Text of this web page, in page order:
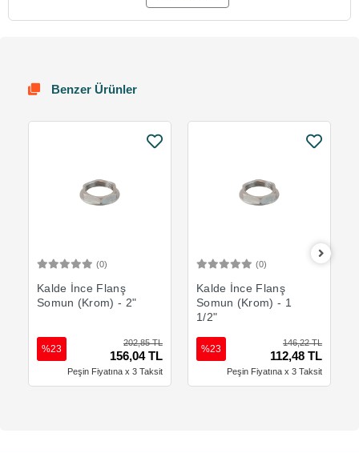
Benzer Ürünler
(0)
Kalde İnce Flanş
Somun (Krom) - 2"
202,85 TL
156,04 TL
%23
Peşin Fiyatına x 3 Taksit
(0)
Kalde İnce Flanş
Somun (Krom) - 1
1/2"
146,22 TL
112,48 TL
%23
Peşin Fiyatına x 3 Taksit